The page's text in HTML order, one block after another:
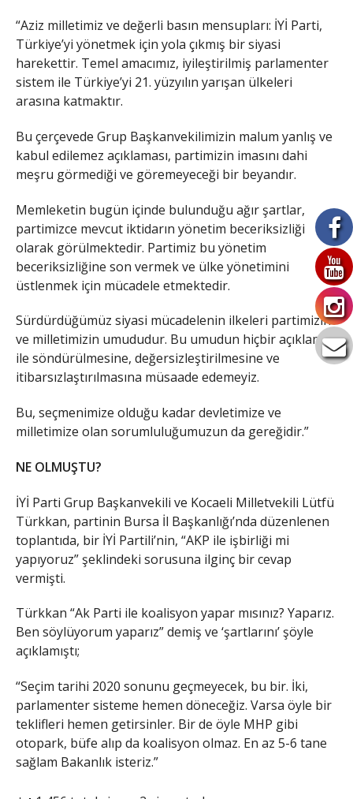
“Aziz milletimiz ve değerli basın mensupları: İYİ Parti,
Türkiye’yi yönetmek için yola çıkmış bir siyasi
harekettir. Temel amacımız, iyileştirilmiş parlamenter
sistem ile Türkiye’yi 21. yüzyılın yarışan ülkeleri
arasına katmaktır.
Bu çerçevede Grup Başkanvekilimizin malum yanlış ve
kabul edilemez açıklaması, partimizin imasını dahi
meşru görmediği ve göremeyeceği bir beyandır.
Memleketin bugün içinde bulunduğu ağır şartlar,
partimizce mevcut iktidarın yönetim beceriksizliği
olarak görülmektedir. Partimiz bu yönetim
beceriksizliğine son vermek ve ülke yönetimini
üstlenmek için mücadele etmektedir.
Sürdürdüğümüz siyasi mücadelenin ilkeleri partimizin
ve milletimizin umududur. Bu umudun hiçbir açıklama
ile söndürülmesine, değersizleştirilmesine ve
itibarsızlaştırılmasına müsaade edemeyiz.
Bu, seçmenimize olduğu kadar devletimize ve
milletimize olan sorumluluğumuzun da gereğidir.”
NE OLMUŞTU?
İYİ Parti Grup Başkanvekili ve Kocaeli Milletvekili Lütfü
Türkkan, partinin Bursa İl Başkanlığı’nda düzenlenen
toplantıda, bir İYİ Partili’nin, “AKP ile işbirliği mi
yapıyoruz” şeklindeki sorusuna ilginç bir cevap
vermişti.
Türkkan “Ak Parti ile koalisyon yapar mısınız? Yaparız.
Ben söylüyorum yaparız” demiş ve ‘şartlarını’ şöyle
açıklamıştı;
“Seçim tarihi 2020 sonunu geçmeyecek, bu bir. İki,
parlamenter sisteme hemen döneceğiz. Varsa öyle bir
teklifleri hemen getirsinler. Bir de öyle MHP gibi
otopark, büfe alıp da koalisyon olmaz. En az 5-6 tane
sağlam Bakanlık isteriz.”